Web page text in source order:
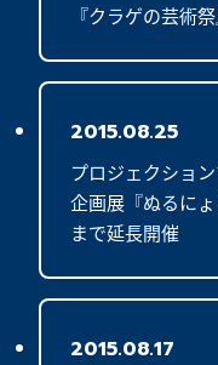
『クラゲの芸術
2015.08.25
プロジェクショ
企画展『ぬるにょ
まで延長開催
2015.08.17